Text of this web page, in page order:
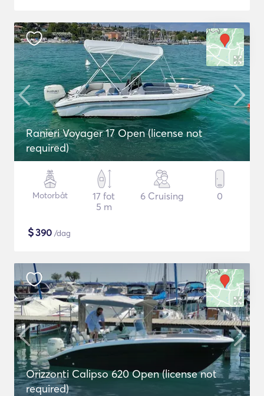
Ranieri Voyager 17 Open (license not
required)
Motorbåt
17 fot
5 m
6 Cruising 0
$390 /dag
Orizzonti Calipso 620 Open (license not
required)